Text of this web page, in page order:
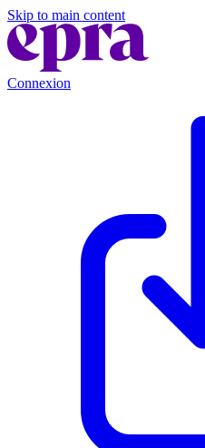
Skip to main content
Connexion